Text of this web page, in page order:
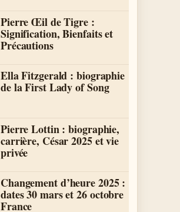
Pierre Œil de Tigre :
Signification, Bienfaits et
Précautions
Ella Fitzgerald : biographie
de la First Lady of Song
Pierre Lottin : biographie,
carrière, César 2025 et vie
privée
Changement d’heure 2025 :
dates 30 mars et 26 octobre
France